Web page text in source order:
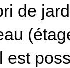
de
est